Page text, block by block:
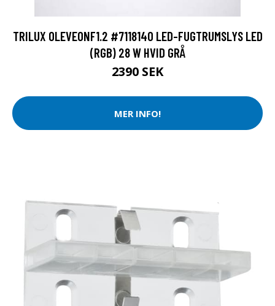
TRILUX OLEVEONF1.2 #7118140 LED-FUGTRUMSLYS LED
(RGB) 28 W HVID GRÅ
2390 SEK
MER INFO!